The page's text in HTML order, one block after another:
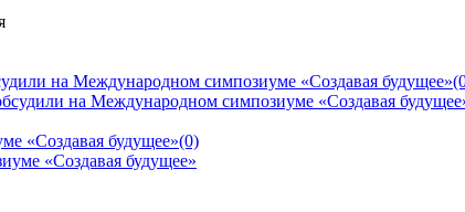
на Международном симпозиуме «Создавая будущее»
«Создавая будущее»(0)